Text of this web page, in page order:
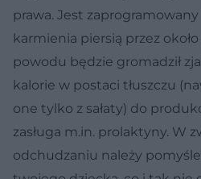
prawa. Jest
karmienia piersią przez
powodu będzie gromadził
kalorie w postaci tłuszczu
one tylko z sałaty) do
zasługa m.in. prolaktyny. W
odchudzaniu należy